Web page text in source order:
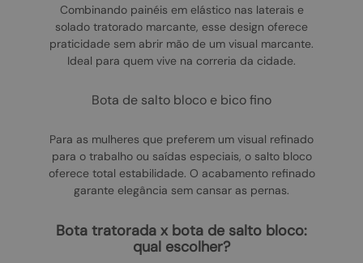
Combinando painéis em elástico nas laterais e
solado tratorado marcante, esse design oferece
praticidade sem abrir mão de um visual marcante.
Ideal para quem vive na correria da cidade.
bota de salto bloco e bico fino
Para as mulheres que preferem um visual refinado
para o trabalho ou saídas especiais, o salto bloco
oferece total estabilidade. O acabamento refinado
garante elegância sem cansar as pernas.
bota tratorada x bota de salto bloco:
qual escolher?